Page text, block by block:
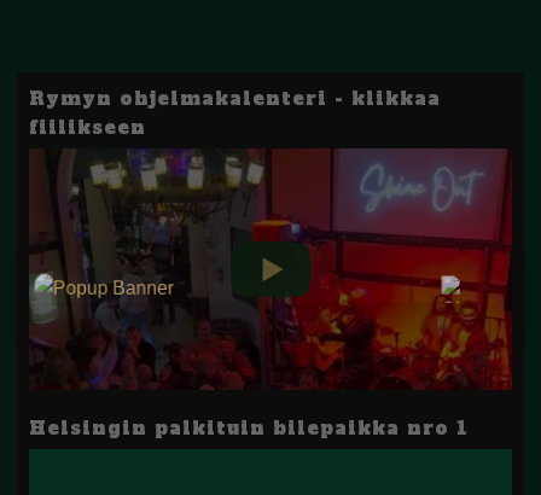
Rymyn ohjelmakalenteri - klikkaa
fiilikseen
Helsingin palkituin bilepaikka nro 1